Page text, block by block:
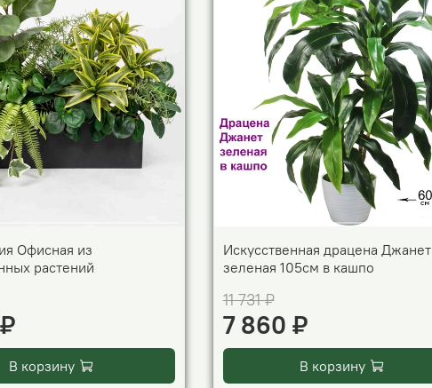
Офисная из
растений
В корзину
Искусственная драцена Джанет
зеленая 105см в кашпо
11 731 ₽
7 860 ₽
В корзину